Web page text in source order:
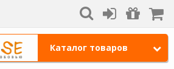
Каталог товаров